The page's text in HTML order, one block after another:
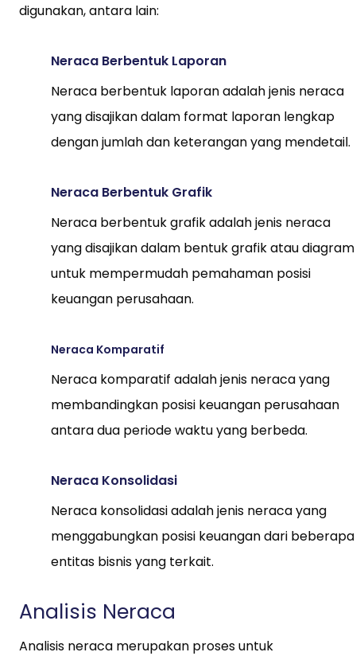
digunakan, antara lain:
Neraca Berbentuk Laporan
Neraca berbentuk laporan adalah jenis neraca
yang disajikan dalam format laporan lengkap
dengan jumlah dan keterangan yang mendetail.
Neraca Berbentuk Grafik
Neraca berbentuk grafik adalah jenis neraca
yang disajikan dalam bentuk grafik atau diagram
untuk mempermudah pemahaman posisi
keuangan perusahaan.
Neraca Komparatif
Neraca komparatif adalah jenis neraca yang
membandingkan posisi keuangan perusahaan
antara dua periode waktu yang berbeda.
Neraca Konsolidasi
Neraca konsolidasi adalah jenis neraca yang
menggabungkan posisi keuangan dari beberapa
entitas bisnis yang terkait.
Analisis Neraca
Analisis neraca merupakan proses untuk